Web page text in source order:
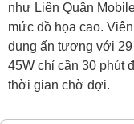
như Liên Quân
mức đồ họa cao.
dụng ấn tượng với
45W chỉ cần 30 phút
thời gian chờ đợi.